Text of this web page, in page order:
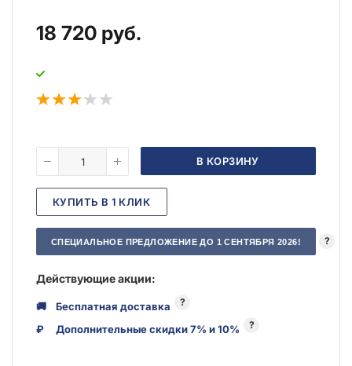
18 720 руб.
В КОРЗИНУ
КУПИТЬ В 1 КЛИК
СПЕЦИАЛЬНОЕ ПРЕДЛОЖЕНИЕ ДО 1 СЕНТЯБРЯ 2026! ?
Действующие акции:
🚚 Бесплатная доставка ?
₽ Дополнительные скидки 7% и 10% ?